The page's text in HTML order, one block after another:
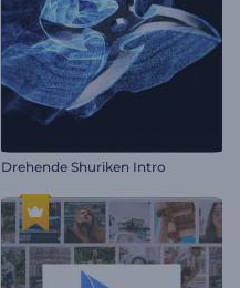
Drehende Shuriken Intro